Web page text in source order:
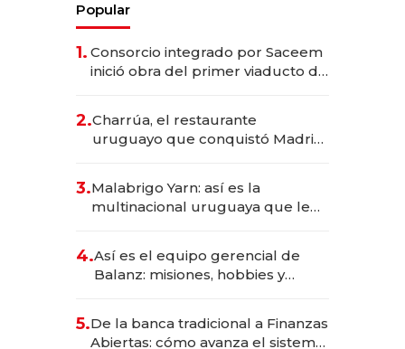
Popular
1. Consorcio integrado por Saceem
inició obra del primer viaducto de
millones
2.Charrúa, el restaurante
uruguayo que conquistó Madrid:
anticipación y prepara apertura
3.Malabrigo Yarn: así es la
multinacional uruguaya que le
4.Así es el equipo gerencial de
Balanz: misiones, hobbies y
5.De la banca tradicional a Finanzas
Abiertas: cómo avanza el sistema